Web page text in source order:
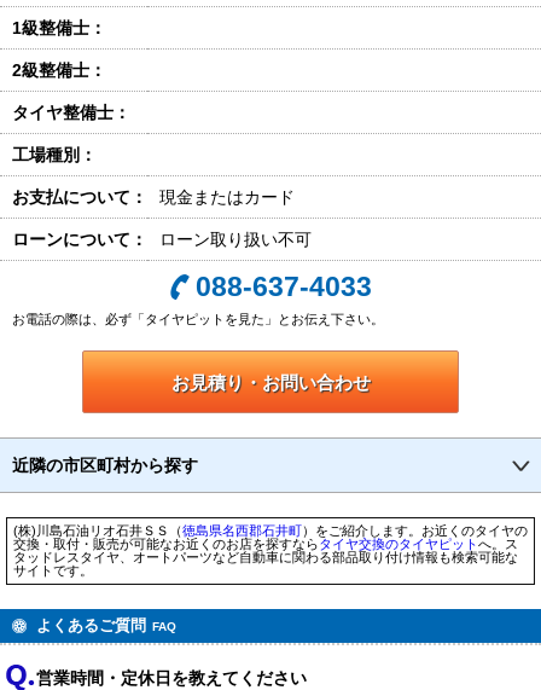
1級整備士：
2級整備士：
タイヤ整備士：
工場種別：
お支払について： 現金またはカード
ローンについて： ローン取り扱い不可
088-637-4033
お電話の際は、必ず「タイヤピットを見た」とお伝え下さい。
お見積り・お問い合わせ
近隣の市区町村から探す
(株)川島石油リオ石井ＳＳ（徳島県名西郡石井町）をご紹介します。お近くのタイヤの
交換・取付・販売が可能なお近くのお店を探すならタイヤ交換のタイヤピットへ。ス
タッドレスタイヤ、オートパーツなど自動車に関わる部品取り付け情報も検索可能な
サイトです。
よくあるご質問 FAQ
営業時間・定休日を教えてください